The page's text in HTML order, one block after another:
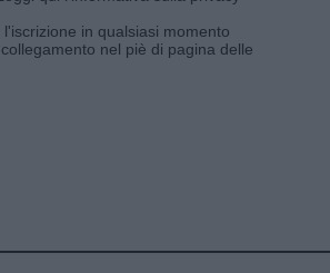
in qualsiasi momento
nel piè di pagina delle